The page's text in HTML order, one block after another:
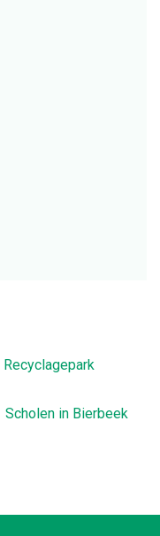
Recyclagepark
Scholen in Bierbeek